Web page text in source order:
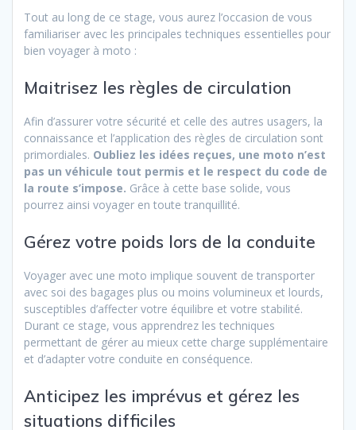
Tout au long de ce stage, vous aurez l’occasion de vous
familiariser avec les principales techniques essentielles pour
bien voyager à moto :
Maitrisez les règles de circulation
Afin d’assurer votre sécurité et celle des autres usagers, la
connaissance et l’application des règles de circulation sont
primordiales. Oubliez les idées reçues, une moto n’est
pas un véhicule tout permis et le respect du code de
la route s’impose. Grâce à cette base solide, vous
pourrez ainsi voyager en toute tranquillité.
Gérez votre poids lors de la conduite
Voyager avec une moto implique souvent de transporter
avec soi des bagages plus ou moins volumineux et lourds,
susceptibles d’affecter votre équilibre et votre stabilité.
Durant ce stage, vous apprendrez les techniques
permettant de gérer au mieux cette charge supplémentaire
et d’adapter votre conduite en conséquence.
Anticipez les imprévus et gérez les
situations difficiles